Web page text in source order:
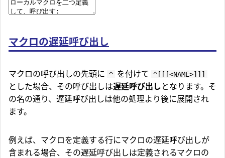
マクロの遅延呼び出し
マクロの呼び出しの先頭に ^ を付けて ^[[[<NAME>]]]
とした場合、その呼び出しは遅延呼び出し となります。そ
の名の通り、遅延呼び出しは他の処理より後に展開され
ます。
例えば、マクロを定義する行にマクロの遅延呼び出しが
含まれる場合、その遅延呼び出しは定義されるマクロの